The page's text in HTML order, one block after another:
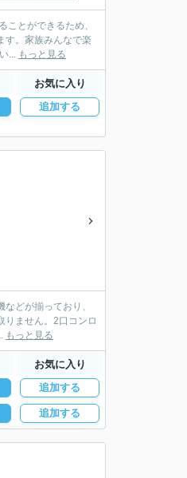
とができるため、
す。家族みんなで楽
... もっと見る
お気に入り
追加する
どが揃っており、
りません。2口コンロ
もっと見る
お気に入り
追加する
追加する